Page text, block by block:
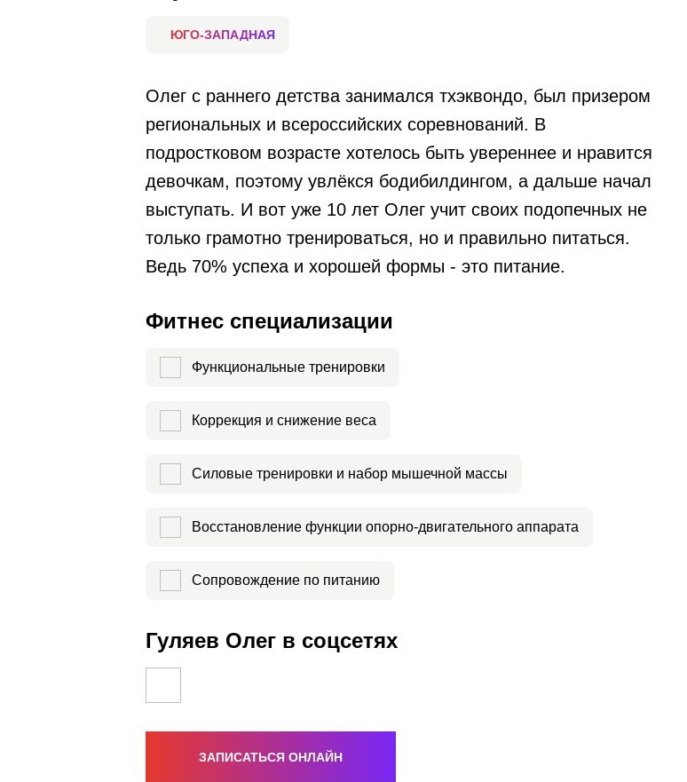
ЮГО-ЗАПАДНАЯ
Олег с раннего детства занимался тхэквондо, был призером
региональных и всероссийских соревнований. В
подростковом возрасте хотелось быть увереннее и нравится
девочкам, поэтому увлёкся бодибилдингом, а дальше начал
выступать. И вот уже 10 лет Олег учит своих подопечных не
только грамотно тренироваться, но и правильно питаться.
Ведь 70% успеха и хорошей формы - это питание.
Фитнес специализации
Функциональные тренировки
Коррекция и снижение веса
Силовые тренировки и набор мышечной массы
Восстановление функции опорно-двигательного аппарата
Сопровождение по питанию
Гуляев Олег в соцсетях
ЗАПИСАТЬСЯ ОНЛАЙН